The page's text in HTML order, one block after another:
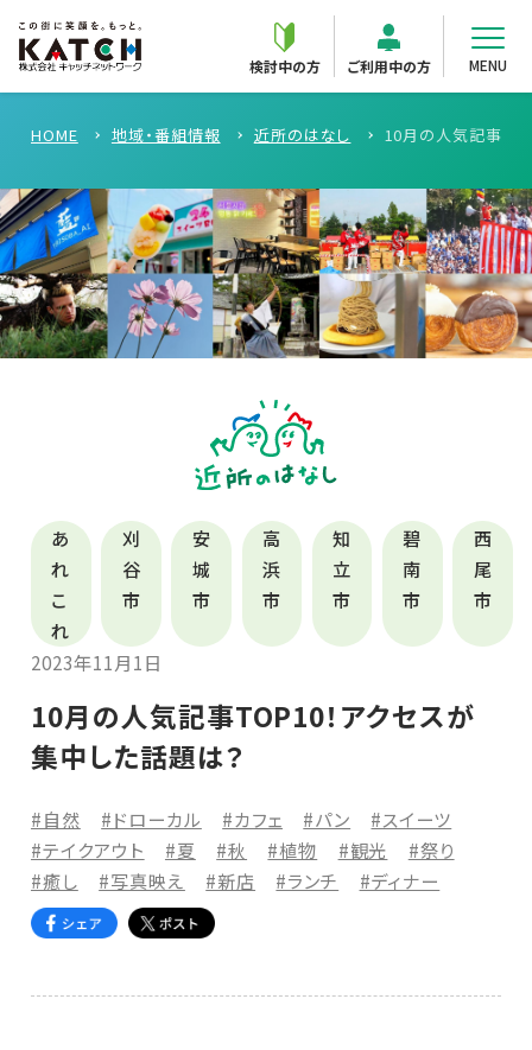
検討中の方 ご利用中の方 MENU
HOME 地域・番組情報 近所のはなし 10月の人気記事
あ
れ
こ
れ
刈
谷
市
安
城
市
高
浜
市
知
立
市
碧
南
市
西
尾
市
2023年11月1日
10月の人気記事TOP10！アクセスが
集中した話題は？
#自然 #ドローカル #カフェ #パン
#スイーツ
#テイクアウト
#夏 #秋 #植物 #観光
#祭り
#癒し
#写真映え #新店 #ランチ #ディナー